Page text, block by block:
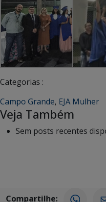
Categorias :
Campo Grande, EJA Mulher
Veja Também
Sem posts recentes
Compartilhe: